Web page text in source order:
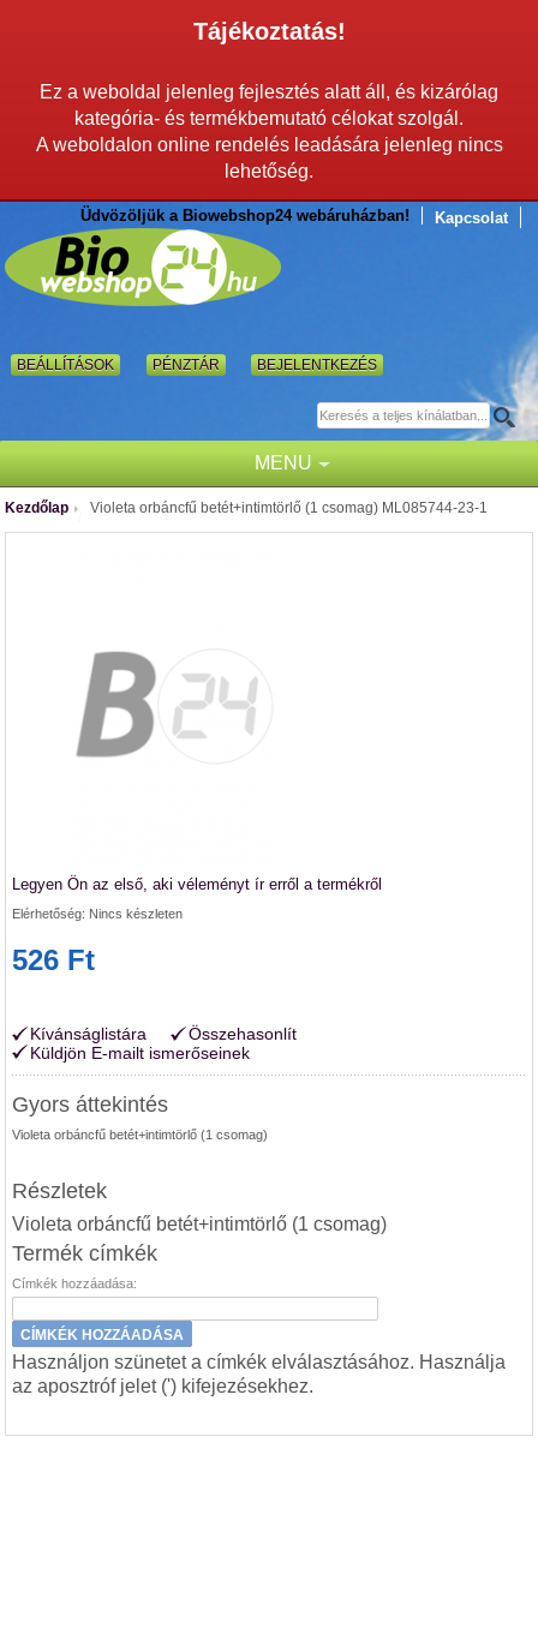
Tájékoztatás!
Ez a weboldal jelenleg fejlesztés alatt áll, és kizárólag
kategória- és termékbemutató célokat szolgál.
A weboldalon online rendelés leadására jelenleg nincs
lehetőség.
Üdvözöljük a Biowebshop24 webáruházban! Kapcsolat
BEÁLLÍTÁSOK PÉNZTÁR BEJELENTKEZÉS
MENU
Kezdőlap Violeta orbáncfű betét+intimtörlő (1 csomag) ML085744-23-1
Legyen Ön az első, aki véleményt ír erről a termékről
Elérhetőség: Nincs készleten
526 Ft
Kívánságlistára
Összehasonlít
Küldjön E-mailt ismerőseinek
Gyors áttekintés
Violeta orbáncfű betét+intimtörlő (1 csomag)
Részletek
Violeta orbáncfű betét+intimtörlő (1 csomag)
Termék címkék
Címkék hozzáadása:
CÍMKÉK HOZZÁADÁSA
Használjon szünetet a címkék elválasztásához. Használja
az aposztróf jelet (') kifejezésekhez.